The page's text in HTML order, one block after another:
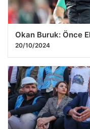
Okan Buruk: Önce
20/10/2024